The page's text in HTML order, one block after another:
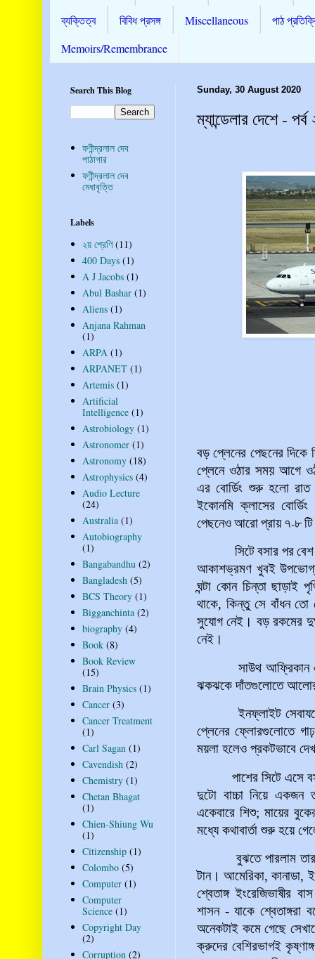
ব্যক্তিত্ব
বিবিধ প্রসঙ্গ Miscellaneous
পাঠ
Memoirs/Remembrance
Sunday, 30 August 2020
ম্যান্ডেলার দেশে - পর্ব
বড় প্লেনের পেছনের দিকে
প্লেনে ওঠার সময় আগে
এর বোর্ডিং শুরু হলো
ইকোনমি ক্লাসের
পেছনেওআরোপ্রায় ৭-৮টি
সিটে বসার পর
আকাশভ্রমণ খুবই
ঘন্টা কোন চিন্তা ছাড়াই
থাকে, কিন্তু সে বাঁধন তো
সুযোগ নেই। বড় রকমের
নেই।
সাউথ আফ্রিকান
ঝকঝকে দাঁতগুলোতে
ইনফ্লাইট
প্লেনের ফ্লোরগুলোতে গাঢ়
ময়লা হলেও প্রকটভাবে
পাশের সিটে এসে
দুটো বাচ্চা নিয়ে একজন
একেবারে শিশু; মায়ের
মধ্যে কথাবার্তা শুরু হয়ে
বুঝতে পারলাম তারা
টান। আমেরিকা, কানাডা,
শ্বেতাঙ্গ ইংরেজিভাষীর
শাসন - যাকে শ্বেতাঙ্গরা
অনেকটাই কমে গেছে
ক্রুদের বেশিরভাগই কৃষ্ণাঙ্গ
Search This Blog
ফণীন্দ্রলাল দেব
পাঠাগার
ফণীন্দ্রলাল দেব
মেধাবৃত্তি
Labels
২য় শ্রেণি (11)
400 Days (1)
A J Jacobs (1)
Abul Bashar (1)
Aliens (1)
Anjana Rahman
(1)
ARPA (1)
ARPANET (1)
Artemis (1)
Artificial
Intelligence (1)
Astrobiology (1)
Astronomer (1)
Astronomy (18)
Astrophysics (4)
Audio Lecture
(24)
Australia (1)
Autobiography
(1)
Bangabandhu (2)
Bangladesh (5)
BCS Theory (1)
Bigganchinta (2)
biography (4)
Book (8)
Book Review
(15)
Brain Physics (1)
Cancer (3)
Cancer Treatment
(1)
Carl Sagan (1)
Cavendish (2)
Chemistry (1)
Chetan Bhagat
(1)
Chien-Shiung Wu
(1)
Citizenship (1)
Colombo (5)
Computer (1)
Computer
Science (1)
Copyright Day
(2)
Corruption (2)